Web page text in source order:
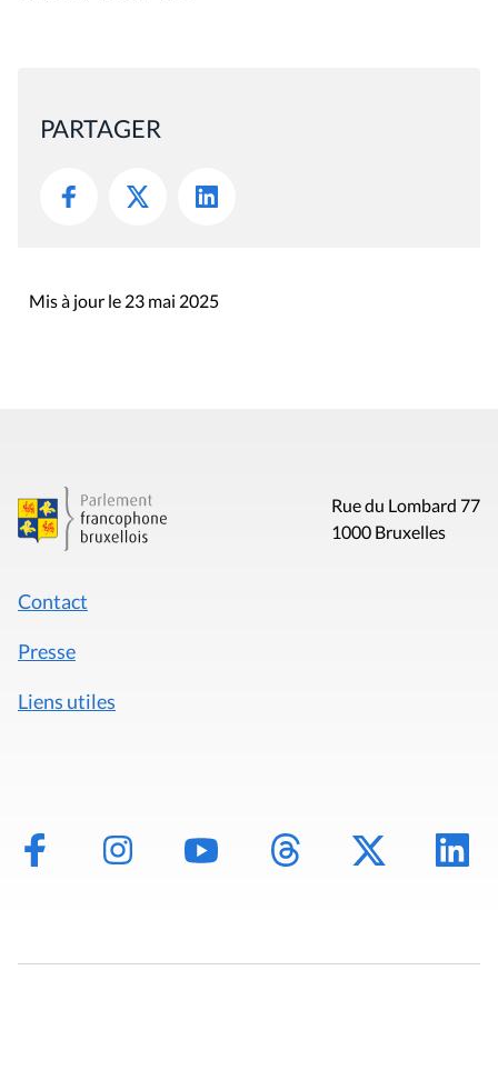
PARTAGER
Mis à jour le 23 mai 2025
Rue du Lombard 77
1000 Bruxelles
Contact
Presse
Liens utiles